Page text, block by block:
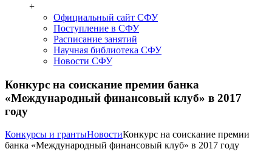
+
Официальный сайт СФУ
Поступление в СФУ
Расписание занятий
Научная библиотека СФУ
Новости СФУ
Конкурс на соискание премии банка
«Международный финансовый клуб» в 2017
году
Конкурсы и грантыНовостиКонкурс на соискание премии
банка «Международный финансовый клуб» в 2017 году